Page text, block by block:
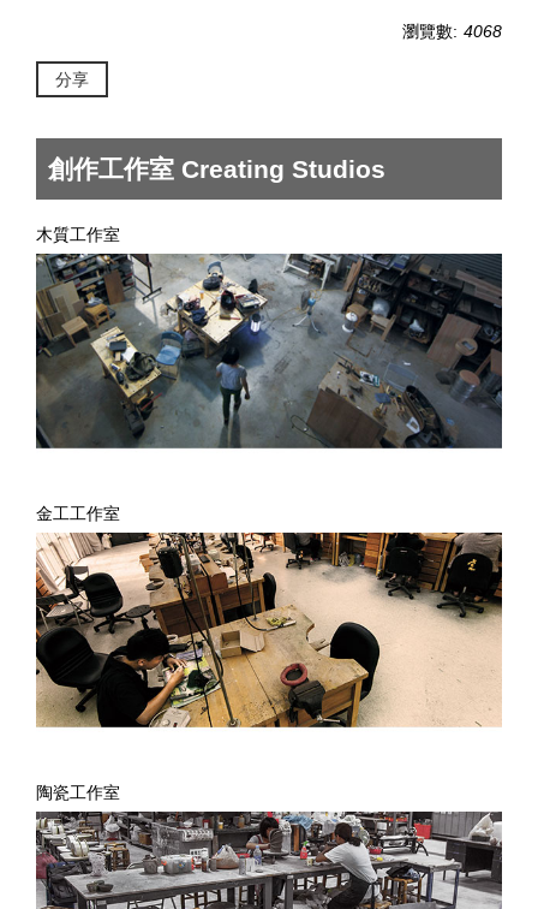
瀏覽數: 4068
分享
創作工作室 Creating Studios
木質工作室
金工工作室
陶瓷工作室